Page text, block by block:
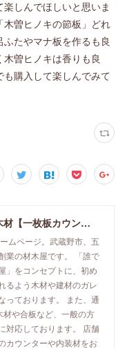
しんでほしいと思いま
曽ヒノキの節板」どれ
たやマナ板を作るも良
曽ヒノキは香りも良
購入して楽しんでみて
東京・吉祥寺の勝又木材【一枚板カウンター】
ムページ。武蔵野市、五
業の材木屋です。 「誰で
」をコンセプトに、初め
るよう木材や建材のガレ
っております。 また、通
や合板など、一般の方
対応しております。 店舗
カウンターや内装材をお